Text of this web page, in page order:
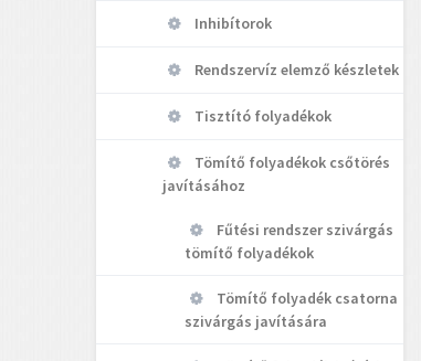
Inhibítorok
Rendszervíz elemző készletek
Tisztító folyadékok
Tömítő folyadékok csőtörés
javításához
Fűtési rendszer szivárgás
tömítő folyadékok
Tömítő folyadék csatorna
szivárgás javítására